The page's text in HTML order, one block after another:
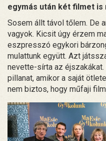
egymás után két filmet
Sosem állt távol tőlem. De
vagyok. Kicsit úgy érzem
eszpresszó egykori
mulattunk együtt. Azt
nevette-sírta az
pillanat, amikor a saját
nem biztos, hogy műfaji